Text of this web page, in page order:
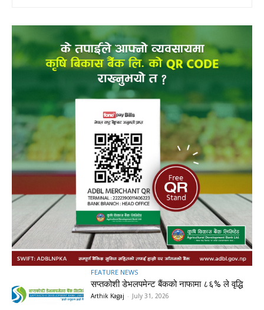
FEATURE NEWS
सप्तकोशी डेभलपमेन्ट बैंकको नाफामा ८६% ले वृद्धि
Arthik Kagaj - July 31, 2026